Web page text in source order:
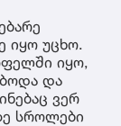
იყო უცხო.
იყო,
და
ვერ
სროლები